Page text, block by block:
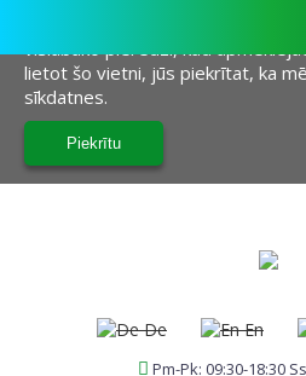
vislabāko pieredzi, kad
lietot šo vietni, jūs piekrītat, ka
sīkdatnes.
De En
Pm-Pk: 09:30-18:30